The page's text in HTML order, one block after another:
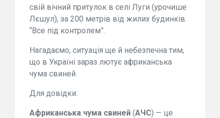
свій вічний притулок в селі Луги (урочише
Лєшул), за 200 метрів від жилих будинків.
“Все під контролем”.
Нагадаємо, ситуація ще й небезпечна тим,
що в Україні зараз лютує африканська
чума свиней.
Для довідки:
Африканська чума свиней (АЧС) — це